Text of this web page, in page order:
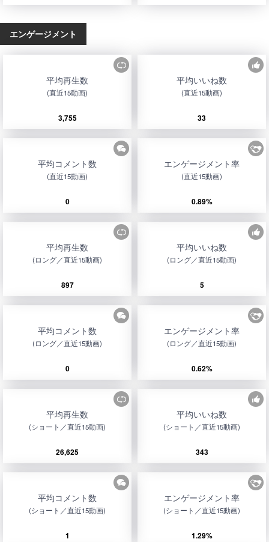
エンゲージメント
平均再生数
(直近15動画)
3,755
平均いいね数
(直近15動画)
33
平均コメント数
(直近15動画)
0
エンゲージメント率
(直近15動画)
0.89%
平均再生数
(ロング／直近15動画)
897
平均いいね数
(ロング／直近15動画)
5
平均コメント数
(ロング／直近15動画)
0
エンゲージメント率
(ロング／直近15動画)
0.62%
平均再生数
(ショート／直近15動画)
26,625
平均いいね数
(ショート／直近15動画)
343
平均コメント数
(ショート／直近15動画)
1
エンゲージメント率
(ショート／直近15動画)
1.29%